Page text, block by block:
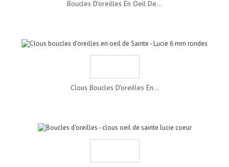
Boucles D'oreilles En Oeil De...
Clous Boucles D'oreilles En...